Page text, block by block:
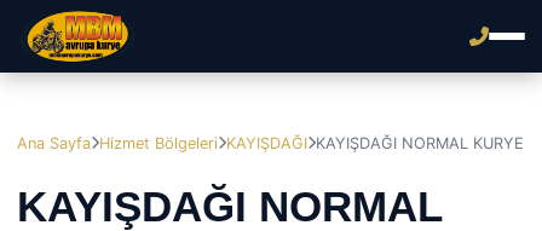
Ana Sayfa Hizmet Bölgeleri KAYIŞDAĞI KAYIŞDAĞI NORMAL KURYE
KAYIŞDAĞI NORMAL